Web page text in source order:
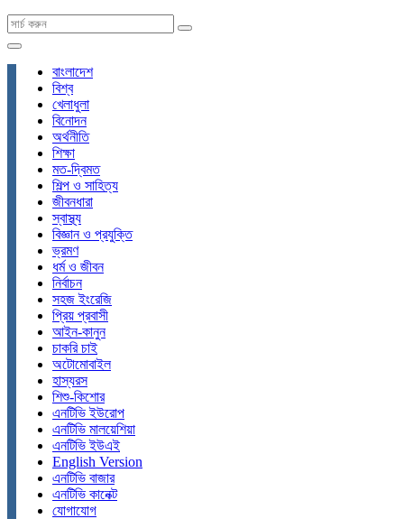
বাংলাদেশ
বিশ্ব
খেলাধুলা
বিনোদন
অর্থনীতি
শিক্ষা
মত-দ্বিমত
শিল্প ও সাহিত্য
জীবনধারা
স্বাস্থ্য
বিজ্ঞান ও প্রযুক্তি
ভ্রমণ
ধর্ম ও জীবন
নির্বাচন
সহজ ইংরেজি
প্রিয় প্রবাসী
আইন-কানুন
চাকরি চাই
অটোমোবাইল
হাস্যরস
শিশু-কিশোর
এনটিভি ইউরোপ
এনটিভি মালয়েশিয়া
এনটিভি ইউএই
English Version
এনটিভি বাজার
এনটিভি কানেক্ট
যোগাযোগ